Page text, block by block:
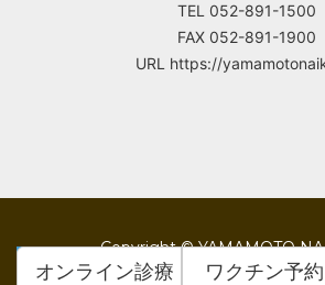
オンライン診療 ワクチン予約
TEL 052-891-1500
FAX 052-891-1900
URL https://
Copyright © YAMAMOTO